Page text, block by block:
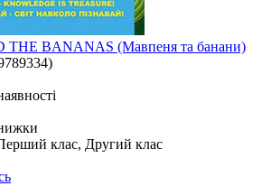
BANANAS (Мавпеня та банани)
)
клас, Другий клас